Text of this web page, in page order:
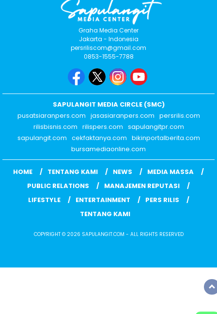
Graha Media Center
Jakarta - Indonesia
persriliscom@gmail.com
0853-1555-7788
SAPULANGIT MEDIA CIRCLE (SMC)
pusatsiaranpers.com jasasiaranpers.com persrilis.com
rilisbisnis.com rilispers.com sapulangitpr.com
sapulangit.com cekfaktanya.com bikinportalberita.com
bursamediaonline.com
HOME TENTANG KAMI NEWS
MEDIA MASSA
PUBLIC RELATIONS
MANAJEMEN REPUTASI
LIFESTYLE
ENTERTAINMENT
PERS RILIS
TENTANG KAMI
COPYRIGHT © 2026 SAPULANGIT.COM - ALL RIGHTS RESERVED